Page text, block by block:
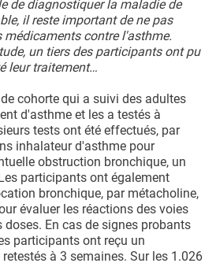
de diagnostiquer la maladie de
il reste important de ne pas
médicaments contre l'asthme.
un tiers des participants ont pu
leur traitement…
cohorte qui a suivi des adultes
d'asthme et les a testés à
tests ont été effectués, par
inhalateur d'asthme pour
obstruction bronchique, un
participants ont également
bronchique, par métacholine,
évaluer les réactions des voies
En cas de signes probants
participants ont reçu un
à 3 semaines. Sur les 1.026